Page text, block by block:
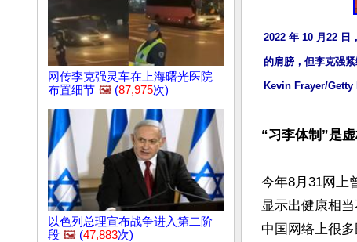
网传李克强灵车在上海曙光医院
布置细节 🖼️ (87,975次)
以色列总理宣布战争进入第二阶
段 🖼️ (47,883次)
2022 年 10 月22 日
的肩膀，但李克强
Kevin Frayer/Getty
“习李体制”是
今年8月31网上
显示出健康相
中国网络上很